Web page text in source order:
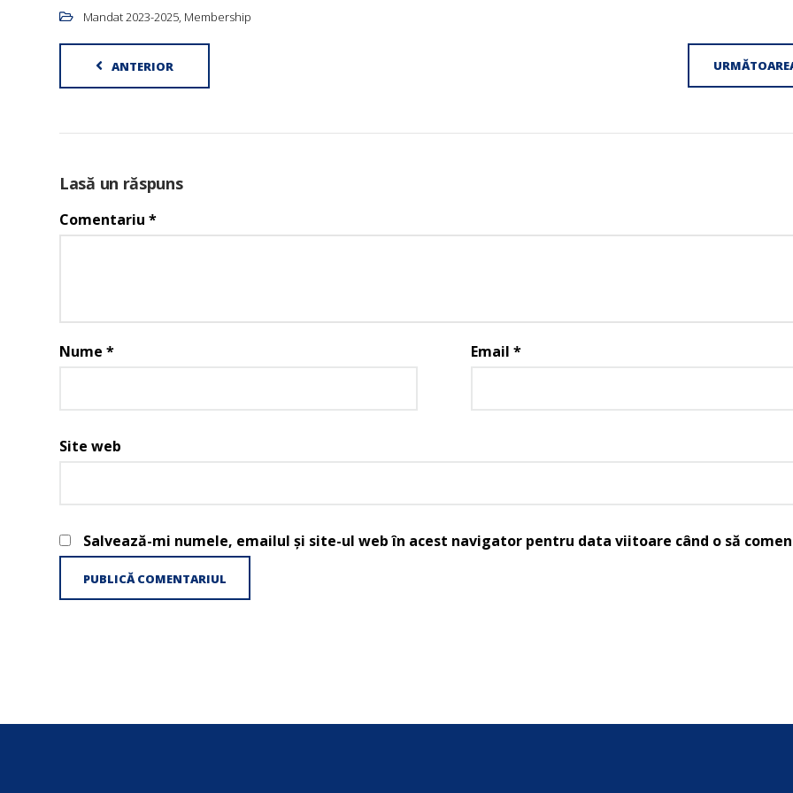
Mandat 2023-2025, Membership
ANTERIOR
Lasă un răspuns
Comentariu *
Nume * Email *
Site web
Salvează-mi numele, emailul și site-ul web în acest navigator pentru data viitoare când o să